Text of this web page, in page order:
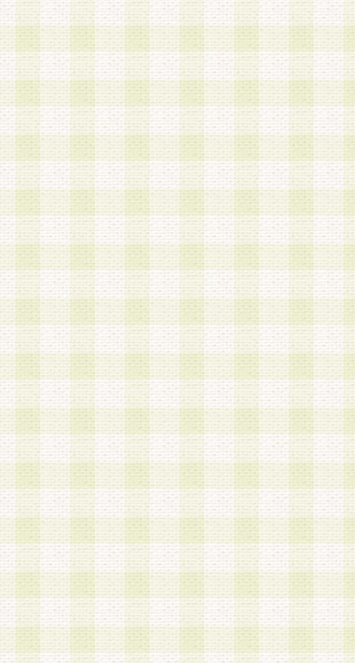
a.本サービスの実施または運営
b.本サービスに係る謝礼、景品、調査サンプル品
c.会員からの電話、メール等の問い合わせなどへ
d.その他これらに付随する業務
2.当社は、会員個人を識別することのできる情報
会員情報を本人の承諾なく第三者に開示すること
人を識別できる情報について第三者に開示または
社は事前に会員本人の同意を得るものとします。
3.前項の定めに拘わらず、当社は、以下の目的に
意を 得ることなく、会員個人を識別できる情報
づき選定した委託業者に対して当社の責任におい
できるものとします。な お、当社は、当該委託
契約を締結しこれを遵守させるとともに、本規約
の注意をもって当該情報を使用させるものとし ま
a.本サービスに係る謝礼、景品、調査サンプル品
b.会員からの電話、メール等の問い合わせなどへ
c.モバイルリサーチ、またはグループ形式による
実施もしくは運営
d.その他これらに付随する業務
4.会員は、住所、電話番号その他の登録情報につ
合は、速やかに当社所定の変更手続きを行うもの
5.当社は、必要と認めた場合、会員に対して、電
手段により登録情報の対象者が会員登録者本人で
の内容が正確であること、アンケートの回答内容
うことができるものとます。
6.会員は、会員登録後当社が定期的に行う登録情
して、当社指定の期間内に更新手続きを行うもの
該期間内に更新手続きを行わない場合、その時点
発行したポイントは失効されるものとします。